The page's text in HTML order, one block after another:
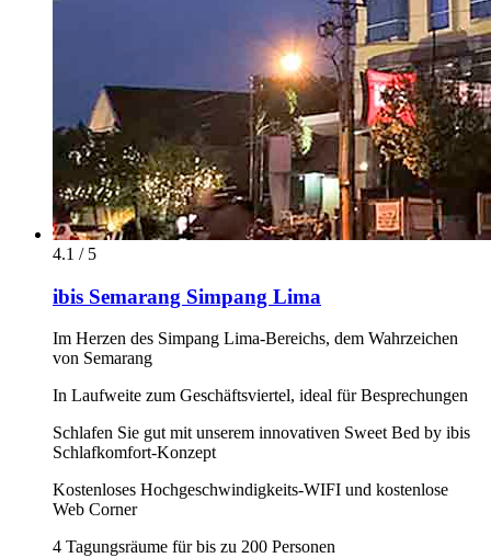
4.1 / 5
ibis Semarang Simpang Lima
Im Herzen des Simpang Lima-Bereichs, dem Wahrzeichen
von Semarang
In Laufweite zum Geschäftsviertel, ideal für Besprechungen
Schlafen Sie gut mit unserem innovativen Sweet Bed by ibis
Schlafkomfort-Konzept
Kostenloses Hochgeschwindigkeits-WIFI und kostenlose
Web Corner
4 Tagungsräume für bis zu 200 Personen